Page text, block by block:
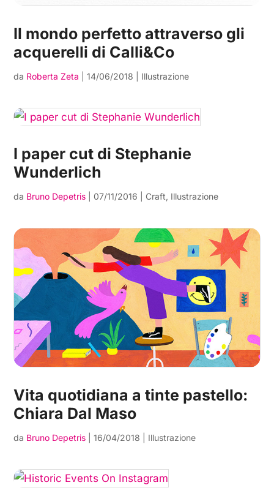
Il mondo perfetto attraverso gli
acquerelli di Calli&Co
da Roberta Zeta |14/06/2018 Illustrazione
I paper cut di Stephanie
Wunderlich
da Bruno Depetris 07/11/2016 Craft, Illustrazione
Vita quotidiana a tinte pastello:
Chiara Dal Maso
da Bruno Depetris |16/04/2018 Illustrazione